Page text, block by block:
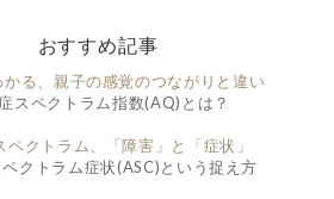
おすすめ記事
る、親子の感覚のつながりと違い
スペクトラム指数(AQ)とは？
ペクトラム、「障害」と「症状」
クトラム症状(ASC)という捉え方